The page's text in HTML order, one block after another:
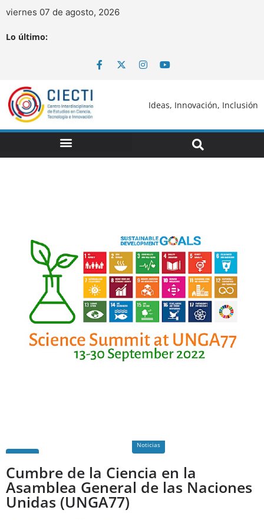
viernes 07 de agosto, 2026
Lo último:
Ideas, Innovación, Inclusión
Noticias
Cumbre de la Ciencia en la
Asamblea General de las Naciones
Unidas (UNGA77)